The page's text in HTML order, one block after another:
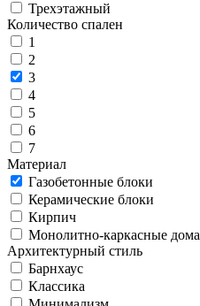
Трехэтажный
Количество спален
1
2
3
4
5
6
7
Материал
Газобетонные блоки
Керамические блоки
Кирпич
Монолитно-каркасные дома
Архитектурный стиль
Барнхаус
Классика